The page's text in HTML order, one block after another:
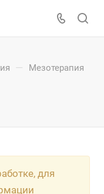
— Мезотерапия
для